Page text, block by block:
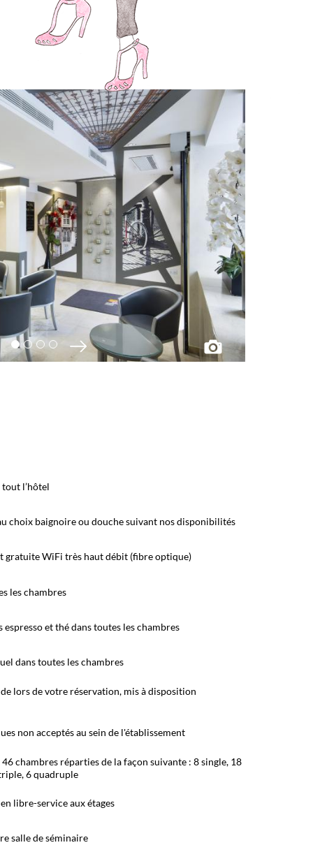
l’hôtel
choix baignoire ou douche suivant nos disponibilités
gratuite WiFi très haut débit (fibre optique)
les chambres
espresso et thé dans toutes les chambres
dans toutes les chambres
lors de votre réservation, mis à disposition
non acceptés au sein de l'établissement
chambres réparties de la façon suivante : 8 single, 18
6 quadruple
libre-service aux étages
salle de séminaire